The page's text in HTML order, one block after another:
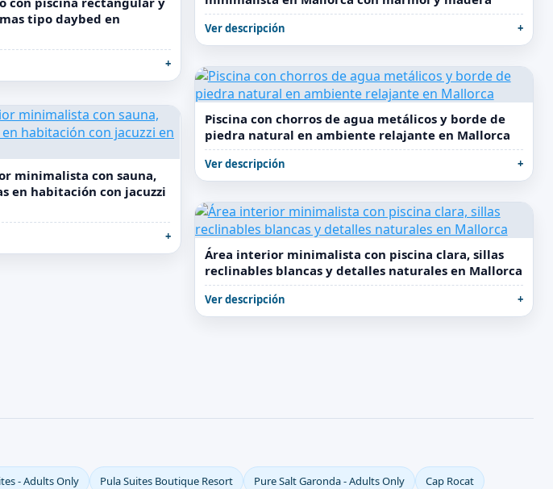
Ver descripción
tipo daybed en
Piscina con chorros de agua metálicos y borde de
piedra natural en ambiente relajante en Mallorca
Ver descripción
minimalista con sauna,
en habitación con jacuzzi
Área interior minimalista con piscina clara, sillas
reclinables blancas y detalles naturales en Mallorca
Ver descripción
- Adults Only Pula Suites Boutique Resort Pure Salt Garonda - Adults Only
Cap Rocat